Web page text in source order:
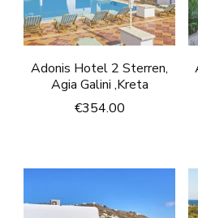
Adonis Hotel 2 Sterren,
Agia Galini ,Kreta
€354.00